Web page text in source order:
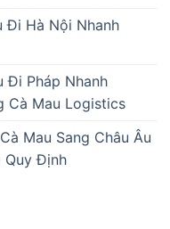
Đi Hà Nội Nhanh
Đi Pháp Nhanh
Cà Mau Logistics
Mau Sang Châu Âu
Quy Định